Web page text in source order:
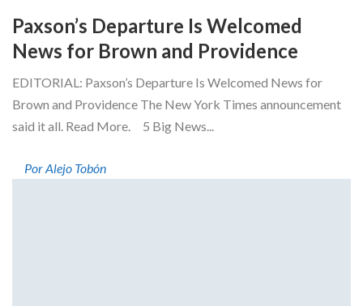
Paxson’s Departure Is Welcomed
News for Brown and Providence
EDITORIAL: Paxson’s Departure Is Welcomed News for
Brown and Providence The New York Times announcement
said it all. Read More. 5 Big News...
Por Alejo Tobón